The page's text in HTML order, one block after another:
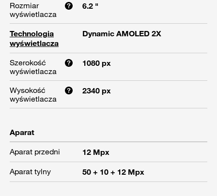
Rozmiar
wyświetlacza
6.2 "
Technologia
wyświetlacza
Dynamic AMOLED 2X
Szerokość
wyświetlacza
1080 px
Wysokość
wyświetlacza
2340 px
Aparat
Aparat przedni
12 Mpx
Aparat tylny
50 + 10 + 12 Mpx